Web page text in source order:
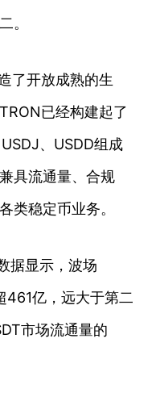
。
了开放成熟的生
已经构建起了
、USDD组成
具流通量、合规
类稳定币业务。
据显示，波场
461亿，远大于第二
市场流通量的